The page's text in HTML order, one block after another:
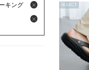
キング
SELECT